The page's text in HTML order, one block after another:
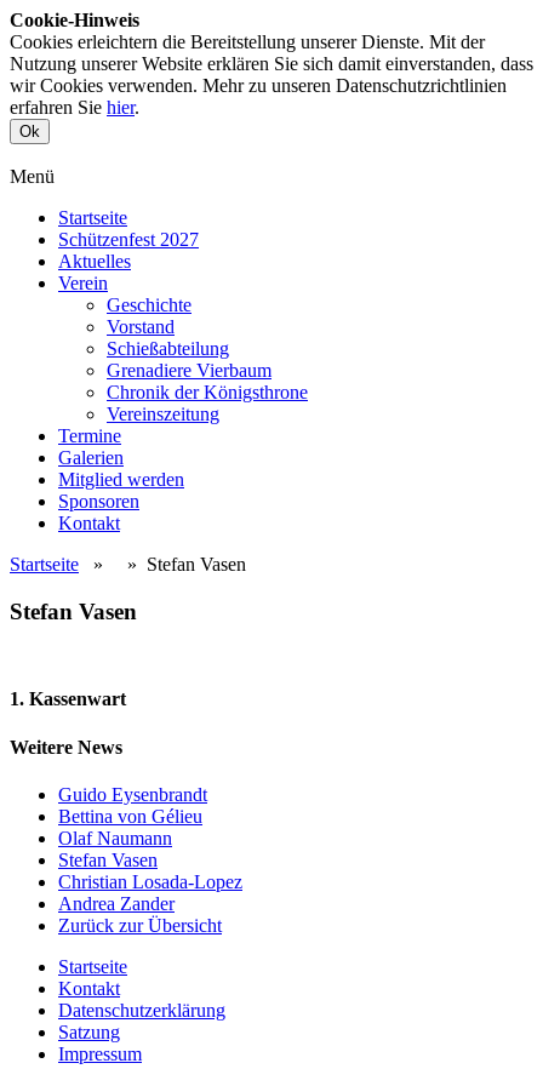
Cookie-Hinweis
Cookies erleichtern die Bereitstellung unserer Dienste. Mit der
Nutzung unserer Website erklären Sie sich damit einverstanden, dass
wir Cookies verwenden. Mehr zu unseren Datenschutzrichtlinien
erfahren Sie hier.
Ok
Menü
Startseite
Schützenfest 2027
Aktuelles
Verein
Geschichte
Vorstand
Schießabteilung
Grenadiere Vierbaum
Chronik der Königsthrone
Vereinszeitung
Termine
Galerien
Mitglied werden
Sponsoren
Kontakt
Startseite » » Stefan Vasen
Stefan Vasen
1. Kassenwart
Weitere News
Guido Eysenbrandt
Bettina von Gélieu
Olaf Naumann
Stefan Vasen
Christian Losada-Lopez
Andrea Zander
Zurück zur Übersicht
Startseite
Kontakt
Datenschutzerklärung
Satzung
Impressum